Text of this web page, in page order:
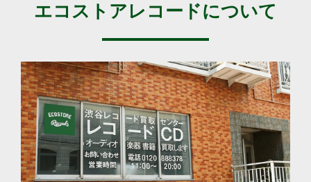
エコストアレコードについて